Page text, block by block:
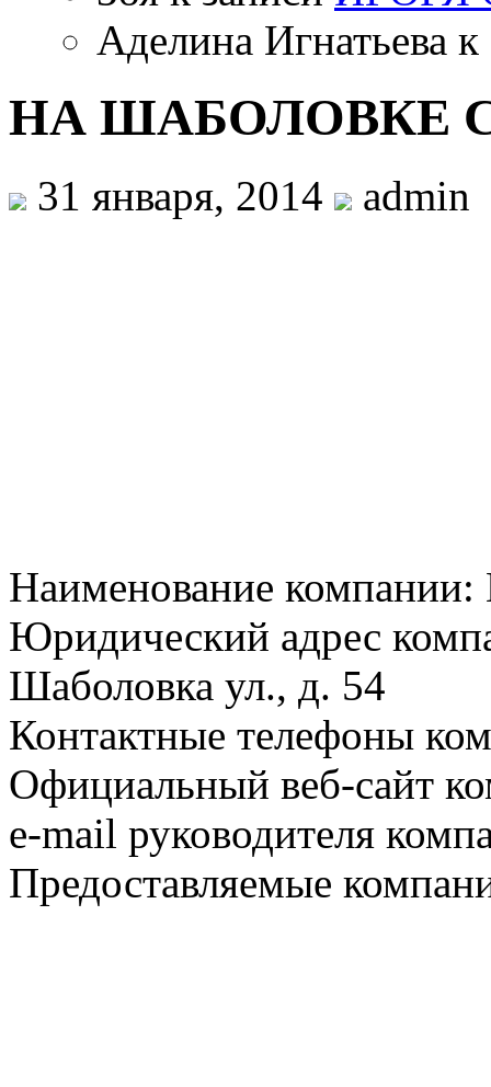
Аделина Игнатьева к
НА ШАБОЛОВКЕ
31 января, 2014 admin
Наименование
Юридический адрес
Шаболовка ул., д. 54
Контактные телефоны
Официальный веб-сайт
e-mail руководителя
Предоставляемые